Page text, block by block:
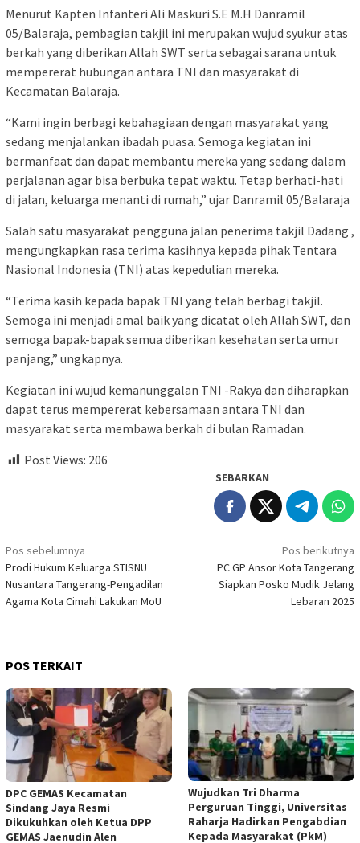
Menurut Kapten Infanteri Ali Maskuri S.E M.H Danramil
05/Balaraja, pembagian takjil ini merupakan wujud syukur atas
berkah yang diberikan Allah SWT serta sebagai sarana untuk
mempererat hubungan antara TNI dan masyarakat di
Kecamatan Balaraja.
“Kami ingin berbagi kebahagiaan dengan masyarakat yang
sedang menjalankan ibadah puasa. Semoga kegiatan ini
bermanfaat dan dapat membantu mereka yang sedang dalam
perjalanan agar bisa berbuka tepat waktu. Tetap berhati-hati
di jalan, keluarga menanti di rumah,” ujar Danramil 05/Balaraja
Salah satu masyarakat pengguna jalan penerima takjil Dadang ,
mengungkapkan rasa terima kasihnya kepada pihak Tentara
Nasional Indonesia (TNI) atas kepedulian mereka.
“Terima kasih kepada bapak TNI yang telah berbagi takjil.
Semoga ini menjadi amal baik yang dicatat oleh Allah SWT, dan
semoga bapak-bapak semua diberikan kesehatan serta umur
panjang,” ungkapnya.
Kegiatan ini wujud kemanunggalan TNI -Rakya dan diharapkan
dapat terus mempererat kebersamaan antara TNI dan
masyarakat serta membawa berkah di bulan Ramadan.
Post Views: 206
SEBARKAN
Navigasi
pos
Pos sebelumnya
Prodi Hukum Keluarga STISNU
Nusantara Tangerang-Pengadilan
Agama Kota Cimahi Lakukan MoU
Pos berikutnya
PC GP Ansor Kota Tangerang
Siapkan Posko Mudik Jelang
Lebaran 2025
POS TERKAIT
DPC GEMAS Kecamatan
Sindang Jaya Resmi
Dikukuhkan oleh Ketua DPP
GEMAS Jaenudin Alen
Wujudkan Tri Dharma
Perguruan Tinggi, Universitas
Raharja Hadirkan Pengabdian
Kepada Masyarakat (PkM)